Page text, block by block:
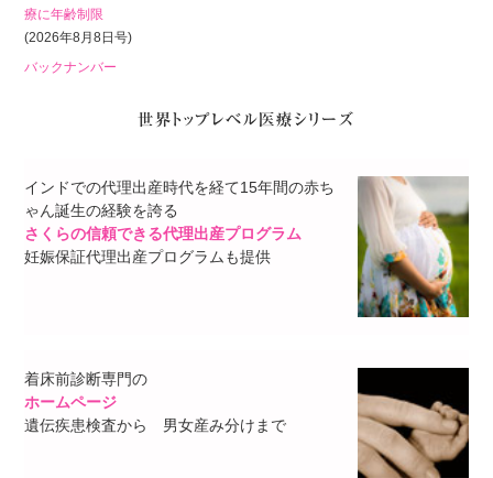
療に年齢制限
(2026年8月8日号)
バックナンバー
インドでの代理出産時代を経て15年間の赤ち
ゃん誕生の経験を誇る
さくらの信頼できる代理出産プログラム
妊娠保証代理出産プログラムも提供
着床前診断専門の
ホームページ
遺伝疾患検査から 男女産み分けまで